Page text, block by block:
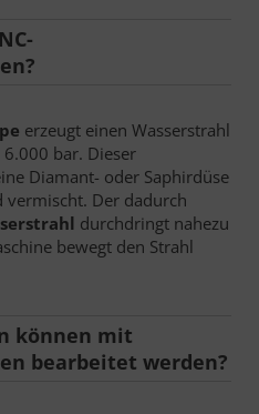
erzeugt einen Wasserstrahl
bar. Dieser
Diamant- oder Saphirdüse
vermischt. Der dadurch
durchdringt nahezu
bewegt den Strahl
können mit
bearbeitet werden?